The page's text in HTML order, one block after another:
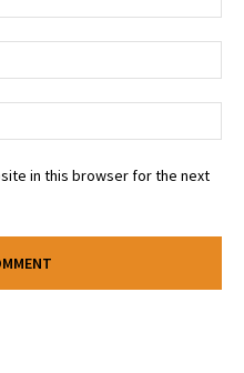
in this browser for the next